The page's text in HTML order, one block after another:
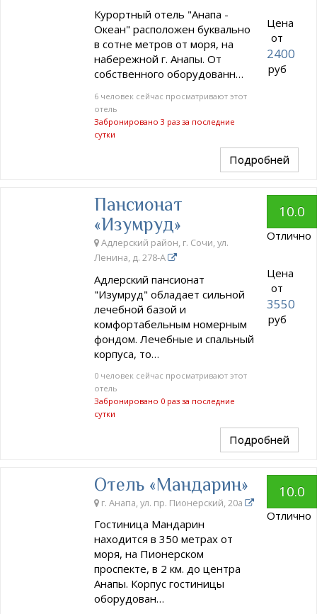
Курортный отель "Анапа -
Океан" расположен буквально
в сотне метров от моря, на
набережной г. Анапы. От
собственного оборудованн…
6 человек сейчас просматривают этот
отель
Забронировано 3 раз за последние
сутки
Цена
от
2400
руб
Подробней
Пансионат
«Изумруд»
Адлерский район, г. Сочи, ул.
Ленина, д. 278-А
Адлерский пансионат
"Изумруд" обладает сильной
лечебной базой и
комфортабельным номерным
фондом. Лечебные и спальный
корпуса, то…
0 человек сейчас просматривают этот
отель
Забронировано 0 раз за последние
сутки
10.0
Отлично
Цена
от
3550
руб
Подробней
Отель «Мандарин»
г. Анапа, ул. пр. Пионерский, 20а
Гостиница Мандарин
находится в 350 метрах от
моря, на Пионерском
проспекте, в 2 км. до центра
Анапы. Корпус гостиницы
оборудован…
10.0
Отлично